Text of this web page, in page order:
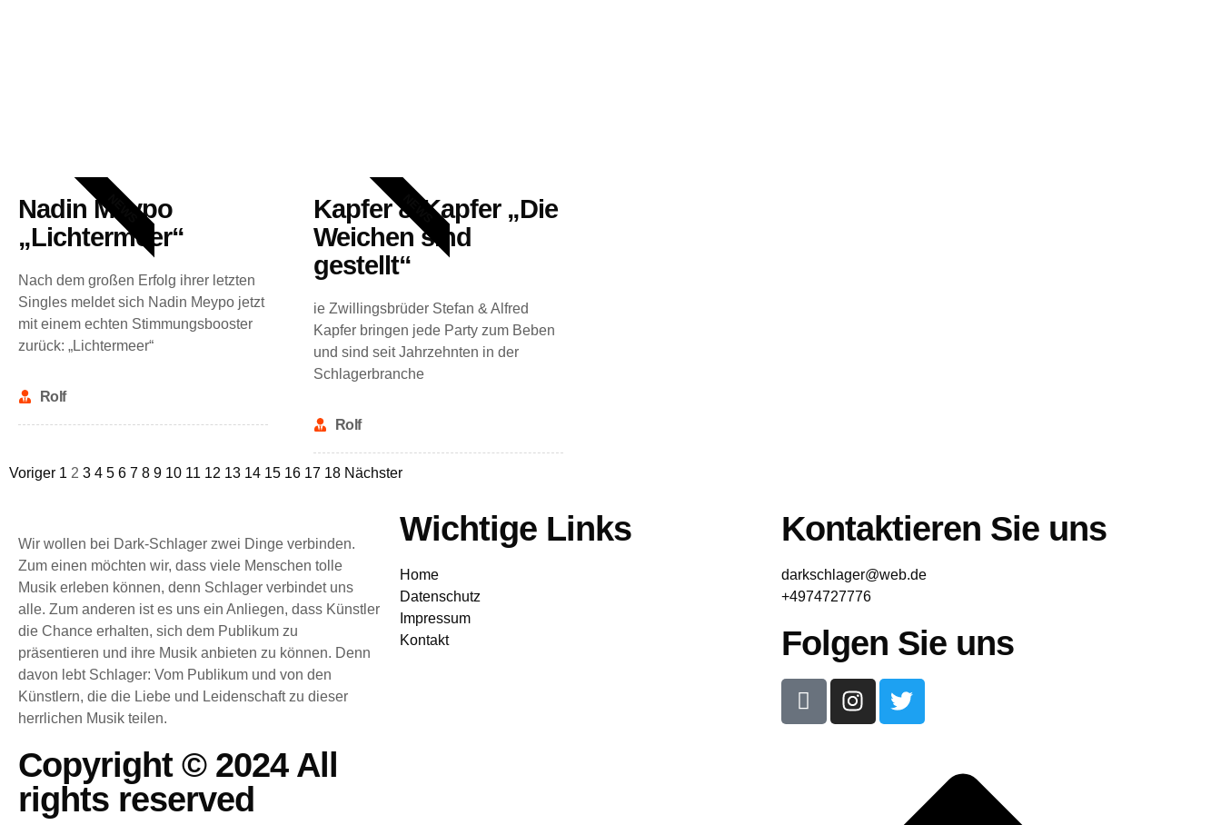
NEWS
Nadin Meypo
„Lichtermeer“
Nach dem großen Erfolg ihrer letzten
Singles meldet sich Nadin Meypo jetzt
mit einem echten Stimmungsbooster
zurück: „Lichtermeer“
Rolf
NEWS
Kapfer & Kapfer „Die
Weichen sind
gestellt“
ie Zwillingsbrüder Stefan & Alfred
Kapfer bringen jede Party zum Beben
und sind seit Jahrzehnten in der
Schlagerbranche
Rolf
Voriger 1 2 3 4 5 6 7 8 9 10 11 12 13 14 15 16 17 18 Nächster
Wir wollen bei Dark-Schlager zwei Dinge verbinden.
Zum einen möchten wir, dass viele Menschen tolle
Musik erleben können, denn Schlager verbindet uns
alle. Zum anderen ist es uns ein Anliegen, dass Künstler
die Chance erhalten, sich dem Publikum zu
präsentieren und ihre Musik anbieten zu können. Denn
davon lebt Schlager: Vom Publikum und von den
Künstlern, die die Liebe und Leidenschaft zu dieser
herrlichen Musik teilen.
Wichtige Links
Home
Datenschutz
Impressum
Kontakt
Kontaktieren Sie uns
darkschlager@web.de
+4974727776
Folgen Sie uns
Copyright © 2024 All
rights reserved